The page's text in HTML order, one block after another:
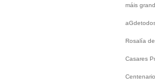
máis
Rosalía
Casares